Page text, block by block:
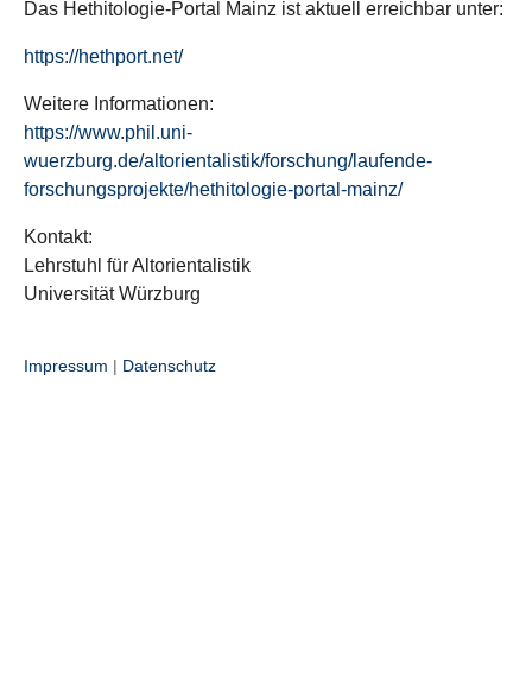
Das Hethitologie-Portal Mainz ist aktuell erreichbar unter:
https://hethport.net/
Weitere Informationen:
https://www.phil.uni-
wuerzburg.de/altorientalistik/forschung/laufende-
forschungsprojekte/hethitologie-portal-mainz/
Kontakt:
Lehrstuhl für Altorientalistik
Universität Würzburg
Impressum | Datenschutz